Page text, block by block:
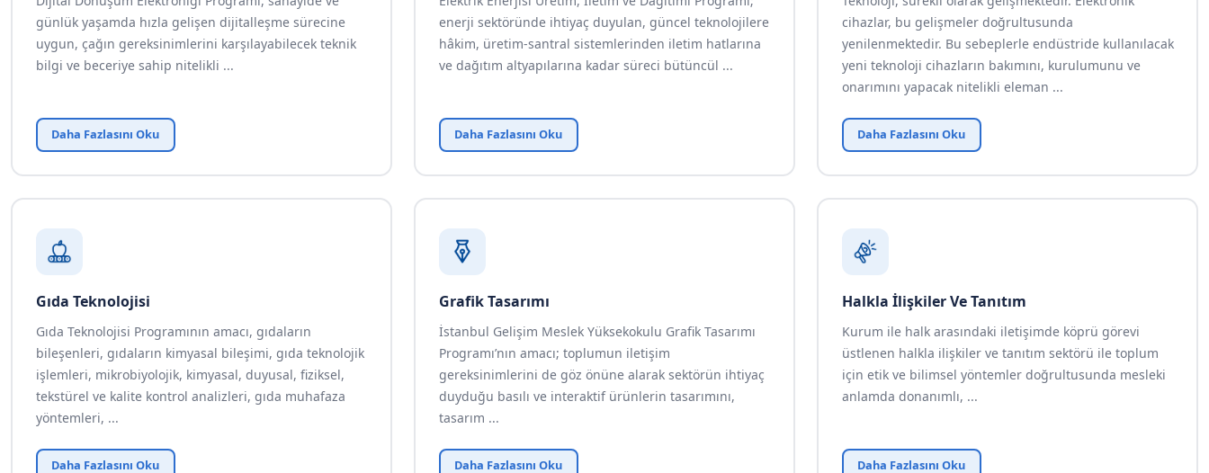
günlük yaşamda hızla gelişen dijitalleşme sürecine
uygun, çağın gereksinimlerini karşılayabilecek teknik
bilgi ve beceriye sahip nitelikli ...
Daha Fazlasını Oku
enerji sektöründe ihtiyaç duyulan, güncel teknolojilere
hâkim, üretim-santral sistemlerinden iletim hatlarına
ve dağıtım altyapılarına kadar süreci bütüncül ...
Daha Fazlasını Oku
cihazlar, bu gelişmeler doğrultusunda
yenilenmektedir. Bu sebeplerle endüstride kullanılacak
yeni teknoloji cihazların bakımını, kurulumunu ve
onarımını yapacak nitelikli eleman ...
Daha Fazlasını Oku
Gıda Teknolojisi
Gıda Teknolojisi Programının amacı, gıdaların
bileşenleri, gıdaların kimyasal bileşimi, gıda teknolojik
işlemleri, mikrobiyolojik, kimyasal, duyusal, fiziksel,
tekstürel ve kalite kontrol analizleri, gıda muhafaza
yöntemleri, ...
Daha Fazlasını Oku
Grafik Tasarımı
İstanbul Gelişim Meslek Yüksekokulu Grafik Tasarımı
Programı’nın amacı; toplumun iletişim
gereksinimlerini de göz önüne alarak sektörün ihtiyaç
duyduğu basılı ve interaktif ürünlerin tasarımını,
tasarım ...
Daha Fazlasını Oku
Halkla İlişkiler Ve Tanıtım
Kurum ile halk arasındaki iletişimde köprü görevi
üstlenen halkla ilişkiler ve tanıtım sektörü ile toplum
için etik ve bilimsel yöntemler doğrultusunda mesleki
anlamda donanımlı, ...
Daha Fazlasını Oku